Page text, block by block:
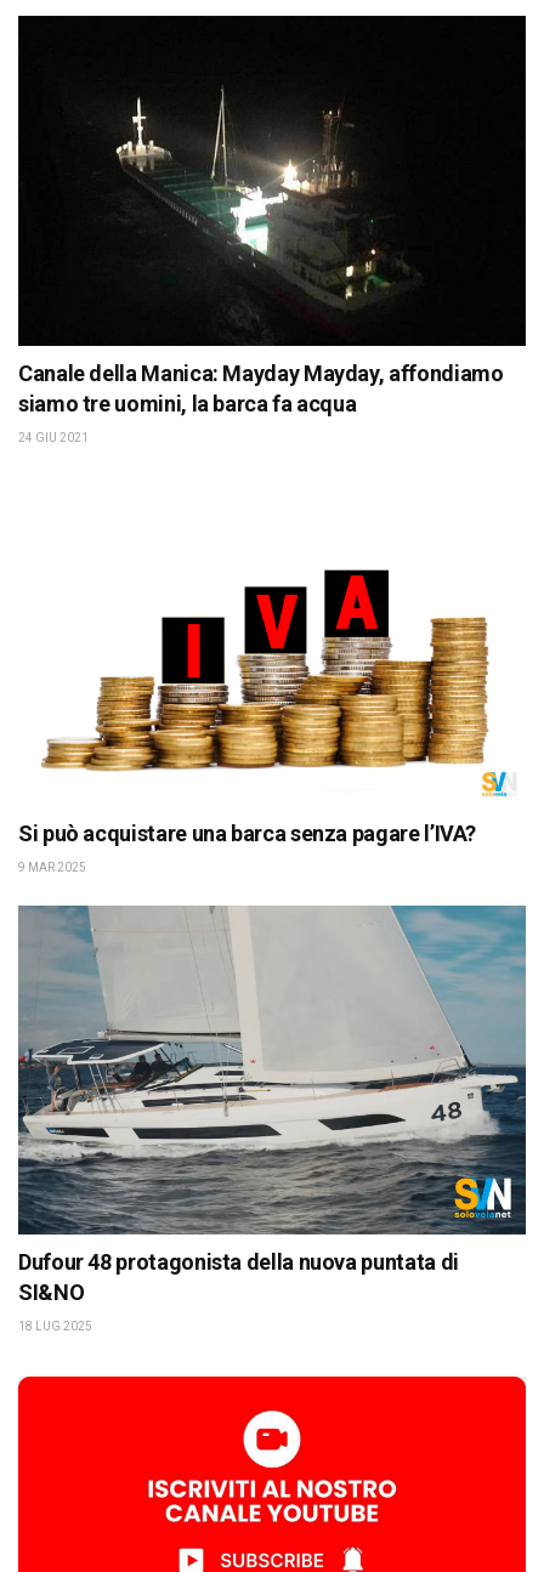
Canale della Manica: Mayday Mayday, affondiamo
siamo tre uomini, la barca fa acqua
24 GIU 2021
Si può acquistare una barca senza pagare l’IVA?
9 MAR 2025
Dufour 48 protagonista della nuova puntata di
SI&NO
18 LUG 2025